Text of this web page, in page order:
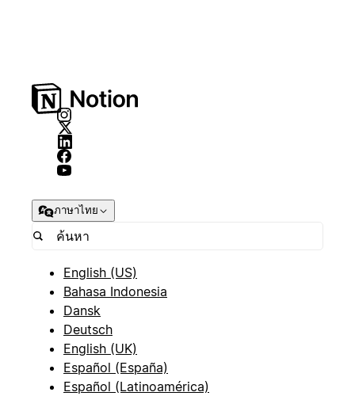
ภาษาไทย
English (US)
Bahasa Indonesia
Dansk
Deutsch
English (UK)
Español (España)
Español (Latinoamérica)